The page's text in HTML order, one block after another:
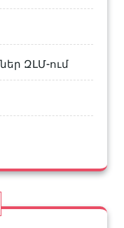
ԶԼՄ-ում